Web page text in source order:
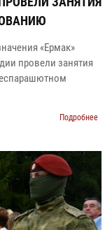
«Ермак»
провели занятия
Подробнее